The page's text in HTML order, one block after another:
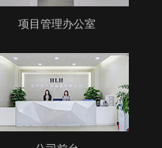
项目管理办公室